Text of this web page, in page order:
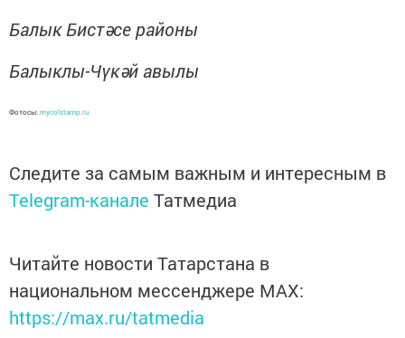
Балык Бистәсе районы
Балыклы-Чүкәй авылы
Фотосы: mycolstamp.ru
Следите за самым важным и интересным в
Telegram-канале Татмедиа
Читайте новости Татарстана в
национальном мессенджере MАХ:
https://max.ru/tatmedia